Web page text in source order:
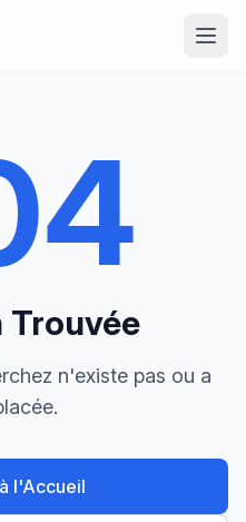
Trouvée
n'existe pas ou a
l'Accueil